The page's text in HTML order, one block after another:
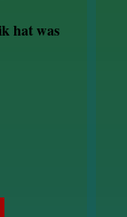
hat was